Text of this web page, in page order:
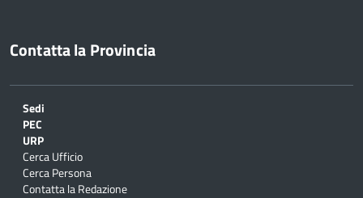
Contatta la Provincia
Sedi
PEC
URP
Cerca Ufficio
Cerca Persona
Contatta la Redazione